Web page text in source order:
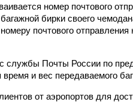
номер почтового
бирки своего
почтового
службы Почты России по
и вес передаваемого
от аэропортов для